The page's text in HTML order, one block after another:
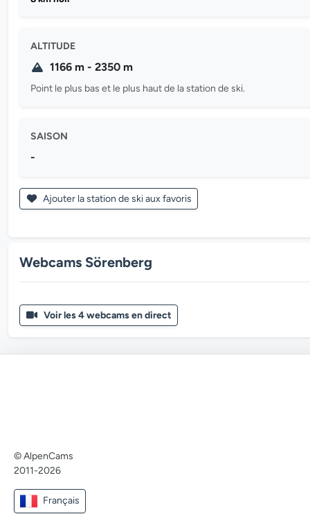
ALTITUDE
1166 m - 2350 m
Point le plus bas et le plus haut de la station de ski.
SAISON
-
Ajouter la station de ski aux favoris
Webcams Sörenberg
Voir les 4 webcams en direct
© AlpenCams
2011-2026
Français